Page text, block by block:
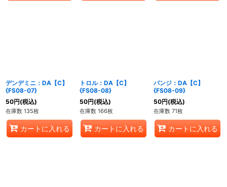
デンデミニ：DA【C】
{FS08-07}
50円(税込)
在庫数 135枚
カートに入れる
トロル：DA【C】
{FS08-08}
50円(税込)
在庫数 166枚
カートに入れる
パンジ：DA【C】
{FS08-09}
50円(税込)
在庫数 71枚
カートに入れる